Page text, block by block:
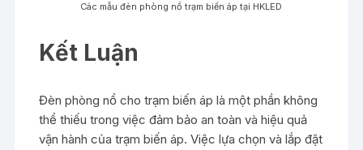
Các mẫu đèn phòng nổ trạm biến áp tại HKLED
Kết Luận
Đèn phòng nổ cho trạm biến áp là một phần không
thể thiếu trong việc đảm bảo an toàn và hiệu quả
vận hành của trạm biến áp. Việc lựa chọn và lắp đặt